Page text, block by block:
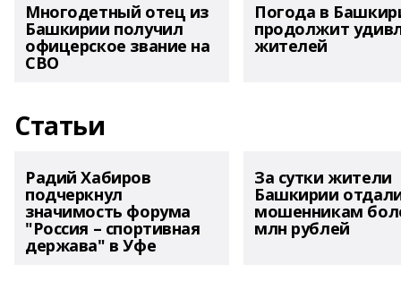
Многодетный отец из
Башкирии получил
офицерское звание на
СВО
Погода в
продолжит
жителей
Статьи
Радий Хабиров
подчеркнул
значимость форума
"Россия – спортивная
держава" в Уфе
За сутки жители
Башкирии
мошенникам
млн рублей